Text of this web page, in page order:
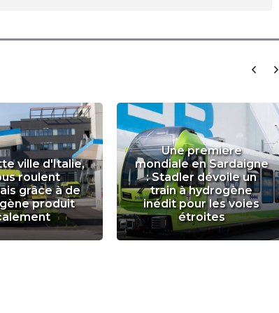
ville d'Italie,
roulent
grâce à de
produit
Une première
mondiale en Sardaigne
: Stadler dévoile un
train à hydrogène
inédit pour les voies
étroites